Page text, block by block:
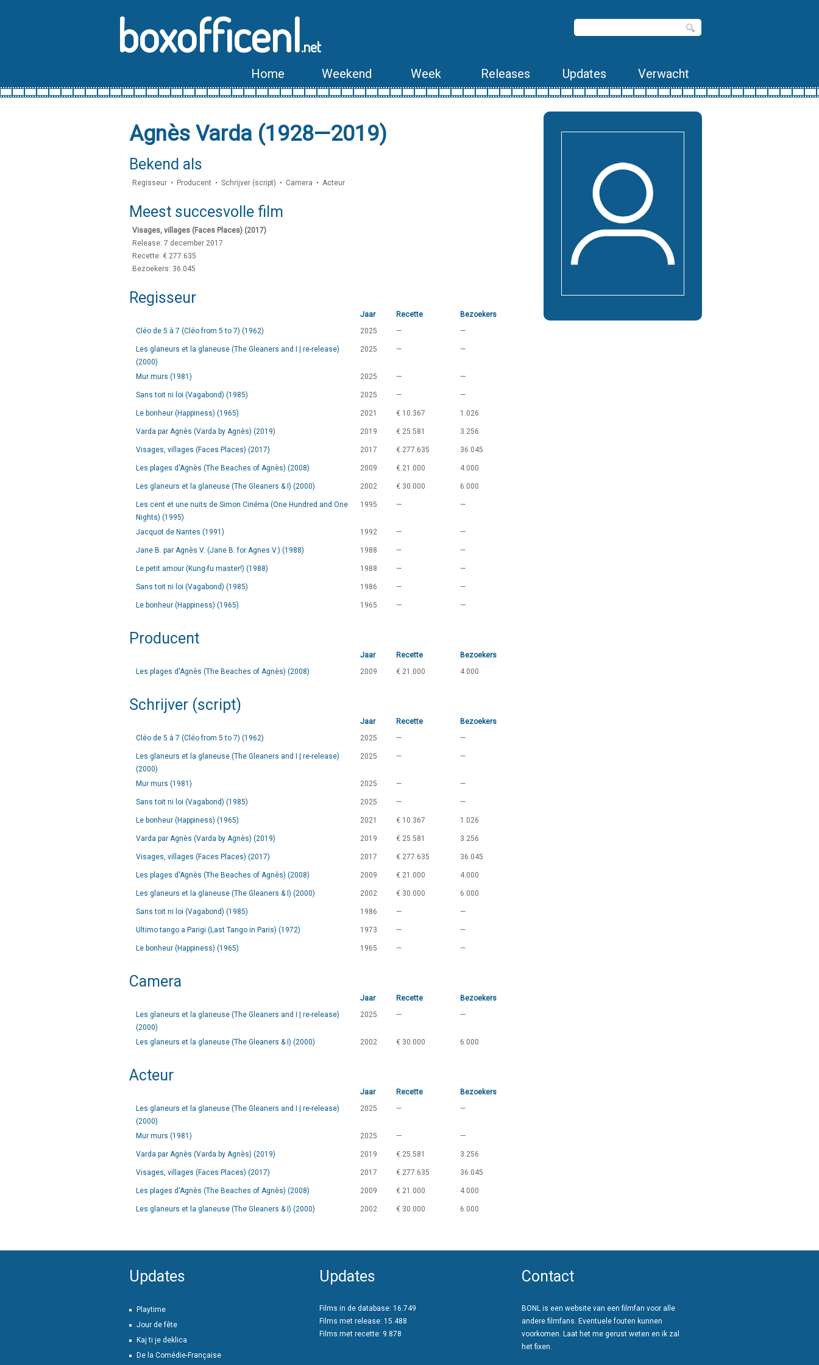
boxofficenl.net
Home Weekend Week Releases Updates Verwacht
Agnès Varda (1928—2019)
Bekend als
Regisseur • Producent • Schrijver (script) • Camera • Acteur
Meest succesvolle film
Visages, villages (Faces Places) (2017)
Release: 7 december 2017
Recette: € 277.635
Bezoekers: 36.045
Regisseur
Jaar Recette
Bezoekers
Cléo de 5 à 7 (Cléo from 5 to 7) (1962)
2025 — —
Les glaneurs et la glaneuse (The Gleaners and I | re-release)
(2000)
2025 — —
Mur murs (1981) 2025 — —
Sans toit ni loi (Vagabond) (1985) 2025 — —
Le bonheur (Happiness) (1965) 2021 € 10.367 1.026
Varda par Agnès (Varda by Agnès) (2019) 2019 € 25.581 3.256
Visages, villages (Faces Places) (2017) 2017 € 277.635 36.045
Les plages d'Agnès (The Beaches of Agnès) (2008) 2009 € 21.000 4.000
Les glaneurs et la glaneuse (The Gleaners & I) (2000) 2002 € 30.000 6.000
Les cent et une nuits de Simon Cinéma (One Hundred and One
Nights) (1995)
1995 — —
Jacquot de Nantes (1991) 1992 — —
Jane B. par Agnès V. (Jane B. for Agnes V.) (1988) 1988 — —
Le petit amour (Kung-fu master!) (1988) 1988 — —
Sans toit ni loi (Vagabond) (1985) 1986 — —
Le bonheur (Happiness) (1965) 1965 — —
Producent
Jaar Recette
Bezoekers
Les plages d'Agnès (The Beaches of Agnès) (2008)
2009 € 21.000 4.000
Schrijver (script)
Jaar Recette
Bezoekers
Cléo de 5 à 7 (Cléo from 5 to 7) (1962)
2025 — —
Les glaneurs et la glaneuse (The Gleaners and I | re-release)
(2000)
2025 — —
Mur murs (1981) 2025 — —
Sans toit ni loi (Vagabond) (1985) 2025 — —
Le bonheur (Happiness) (1965) 2021 € 10.367 1.026
Varda par Agnès (Varda by Agnès) (2019) 2019 € 25.581 3.256
Visages, villages (Faces Places) (2017) 2017 € 277.635 36.045
Les plages d'Agnès (The Beaches of Agnès) (2008) 2009 € 21.000 4.000
Les glaneurs et la glaneuse (The Gleaners & I) (2000) 2002 € 30.000 6.000
Sans toit ni loi (Vagabond) (1985) 1986 — —
Ultimo tango a Parigi (Last Tango in Paris) (1972) 1973 — —
Le bonheur (Happiness) (1965) 1965 — —
Camera
Jaar Recette
Bezoekers
Les glaneurs et la glaneuse (The Gleaners and I | re-release)
(2000)
2025 — —
Les glaneurs et la glaneuse (The Gleaners & I) (2000) 2002 € 30.000 6.000
Acteur
Jaar Recette
Bezoekers
Les glaneurs et la glaneuse (The Gleaners and I | re-release)
(2000)
2025 — —
Mur murs (1981) 2025 — —
Varda par Agnès (Varda by Agnès) (2019) 2019 € 25.581 3.256
Visages, villages (Faces Places) (2017) 2017 € 277.635 36.045
Les plages d'Agnès (The Beaches of Agnès) (2008) 2009 € 21.000 4.000
Les glaneurs et la glaneuse (The Gleaners & I) (2000) 2002 € 30.000 6.000
Updates
Playtime
Jour de fête
Kaj ti je deklica
De la Comédie-Française
Updates
Films in de database: 16.749
Films met release: 15.488
Films met recette: 9.878
Contact
BONL is een website van een filmfan voor alle
andere filmfans. Eventuele fouten kunnen
voorkomen. Laat het me gerust weten en ik zal
het fixen.